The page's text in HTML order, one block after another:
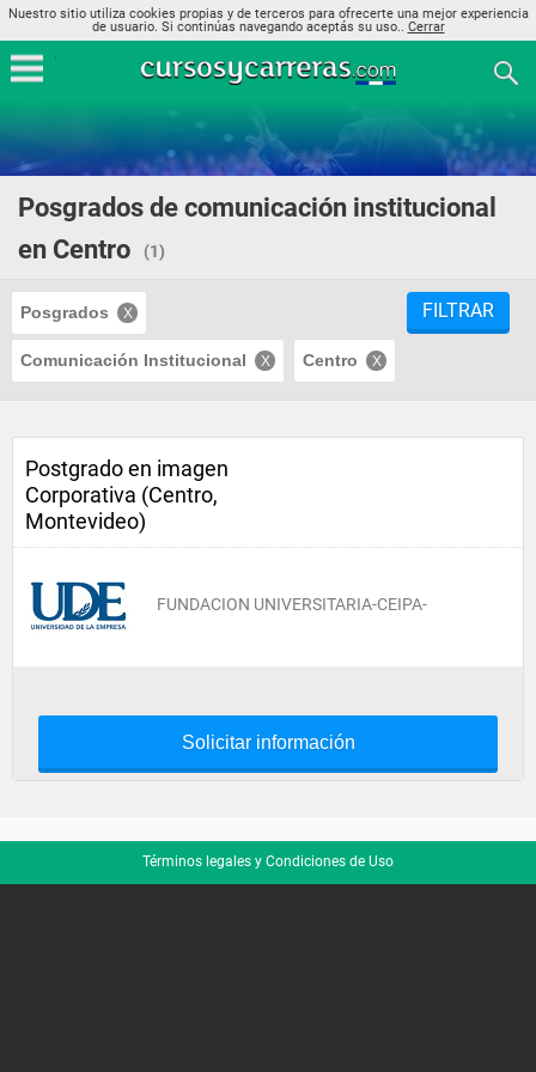
Nuestro sitio utiliza cookies propias y de terceros para ofrecerte una mejor experiencia
de usuario. Si continúas navegando aceptás su uso.. Cerrar
Posgrados de comunicación institucional
en Centro
(1)
Posgrados
Comunicación Institucional Centro
FILTRAR
Postgrado en imagen
Corporativa (Centro,
Montevideo)
FUNDACION UNIVERSITARIA-CEIPA-
Solicitar información
Términos legales y Condiciones de Uso